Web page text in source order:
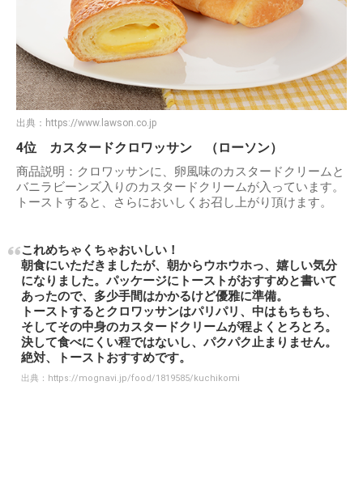
出典： https://www.lawson.co.jp
4位 カスタードクロワッサン （ローソン）
商品説明：クロワッサンに、卵風味のカスタードクリームと
バニラビーンズ入りのカスタードクリームが入っています。
トーストすると、さらにおいしくお召し上がり頂けます。
これめちゃくちゃおいしい！
朝食にいただきましたが、朝からウホウホっ、嬉しい気分
になりました。パッケージにトーストがおすすめと書いて
あったので、多少手間はかかるけど優雅に準備。
トーストするとクロワッサンはパリパリ、中はもちもち、
そしてその中身のカスタードクリームが程よくとろとろ。
決して食べにくい程ではないし、パクパク止まりません。
絶対、トーストおすすめです。
出典： https://mognavi.jp/food/1819585/kuchikomi